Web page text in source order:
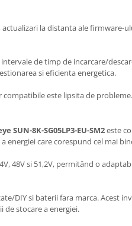
la distanta ale firmware-
intervale de timp de incarcare/
si eficienta energetica.
este lipsita de probleme.
SUN-8K-SG05LP3-EU-SM2este
care corespund cel mai
48V si 51,2V, permitând o
DIY si baterii fara marca. Acest
de stocare a energiei.